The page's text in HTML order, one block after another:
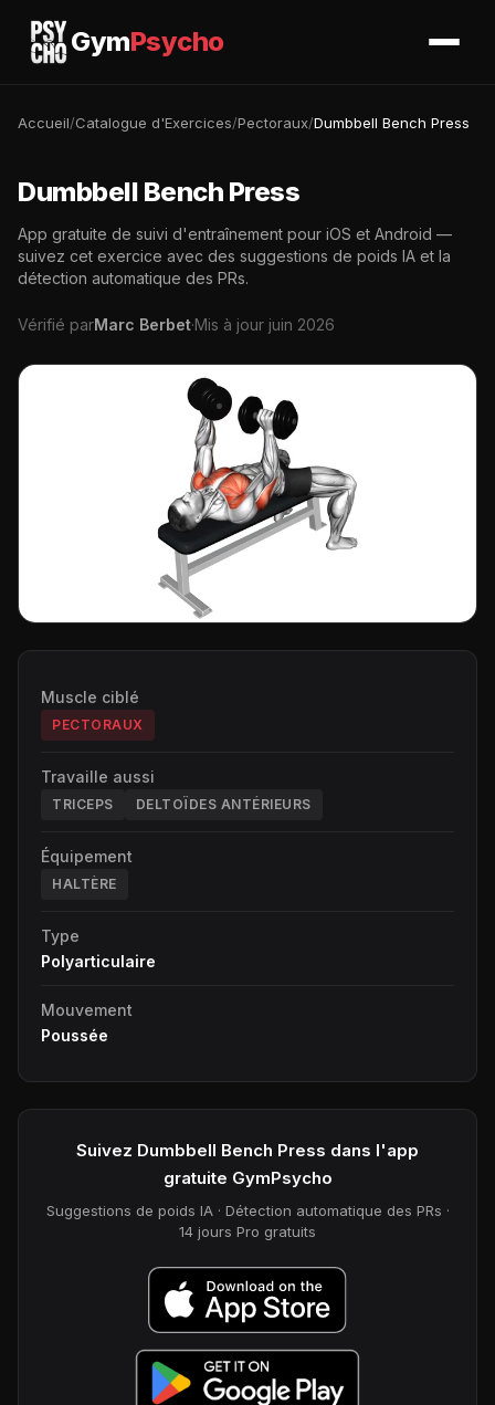
GymPsycho
Accueil/Catalogue d'Exercices/Pectoraux/Dumbbell Bench Press
Dumbbell Bench Press
App gratuite de suivi d'entraînement pour iOS et Android —
suivez cet exercice avec des suggestions de poids IA et la
détection automatique des PRs.
Vérifié parMarc Berbet·Mis à jour juin 2026
Muscle ciblé
PECTORAUX
Travaille aussi
TRICEPS DELTOÏDES ANTÉRIEURS
Équipement
HALTÈRE
Type
Polyarticulaire
Mouvement
Poussée
Suivez Dumbbell Bench Press dans l'app
gratuite GymPsycho
Suggestions de poids IA · Détection automatique des PRs ·
14 jours Pro gratuits